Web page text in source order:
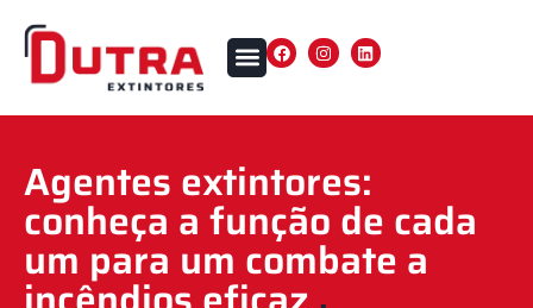
Agentes extintores:
conheça a função de cada
um para um combate a